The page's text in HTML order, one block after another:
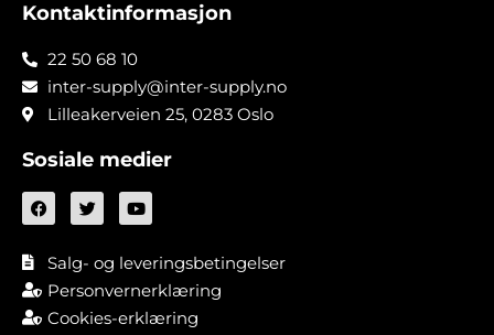
Kontaktinformasjon
22 50 68 10
inter-supply@inter-supply.no
Lilleakerveien 25, 0283 Oslo
Sosiale medier
Salg- og leveringsbetingelser
Personvernerklæring
Cookies-erklæring